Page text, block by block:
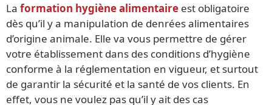
La formation hygiène alimentaire est obligatoire
dès qu’il y a manipulation de denrées alimentaires
d’origine animale. Elle va vous permettre de gérer
votre établissement dans des conditions d’hygiène
conforme à la réglementation en vigueur, et surtout
de garantir la sécurité et la santé de vos clients. En
effet, vous ne voulez pas qu’il y ait des cas